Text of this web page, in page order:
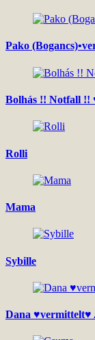
Pako
Bolhás !! Notfall !!
Rolli
Mama
Sybille
Dana